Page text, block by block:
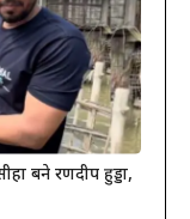
बने रणदीप हुड्डा,